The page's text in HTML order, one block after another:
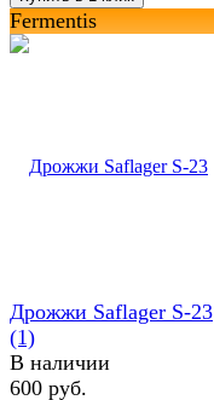
Fermentis
Дрожжи Saflager S-23
(1)
В наличии
600 руб.